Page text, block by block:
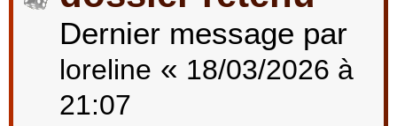
Dernier message par
loreline « 18/03/2026 à
21:07